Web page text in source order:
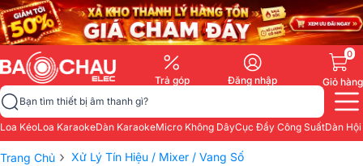
Trả góp Đăng nhập
0
Giỏ hàng
Bạn tìm thiết bị âm thanh gì?
Loa KéoLoa KaraokeDàn KaraokeMicro Không DâyCục Đẩy Công SuấtDàn
Trang Chủ › Xử Lý Tín Hiệu / Mixer / Vang Số